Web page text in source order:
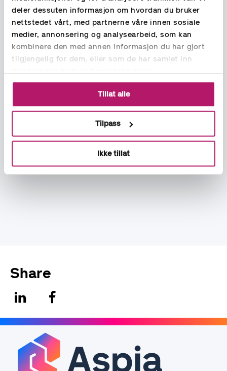
deler dessuten informasjon om hvordan du bruker
nettstedet vårt, med partnerne våre innen sosiale
medier, annonsering og analysearbeid, som kan
kombinere den med annen informasjon du har gjort
tilgjengelig for dem, eller som de har samlet inn
gjennom din bruk av tjenestene deres.
Tillat alle
Tilpass
Ikke tillat
Share